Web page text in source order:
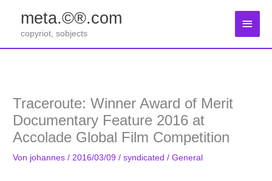
springen
meta.©®.com
copyriot, sobjects
Traceroute: Winner Award of Merit
Documentary Feature 2016 at
Accolade Global Film Competition
Von johannes/ 2016/03/09/syndicated /General